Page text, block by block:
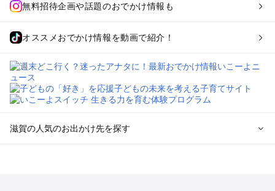
無料招待企画や話題のおでかけ情報も
オススメおでかけ情報を動画で紹介！
滋賀の人気のお出かけ先を探す